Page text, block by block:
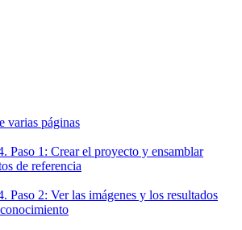
varias páginas
Paso 1: Crear el proyecto y ensamblar
de referencia
Paso 2: Ver las imágenes y los resultados